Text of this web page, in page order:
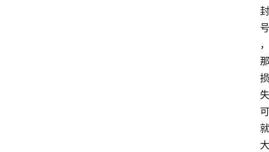
封
号
，
那
损
失
可
就
大